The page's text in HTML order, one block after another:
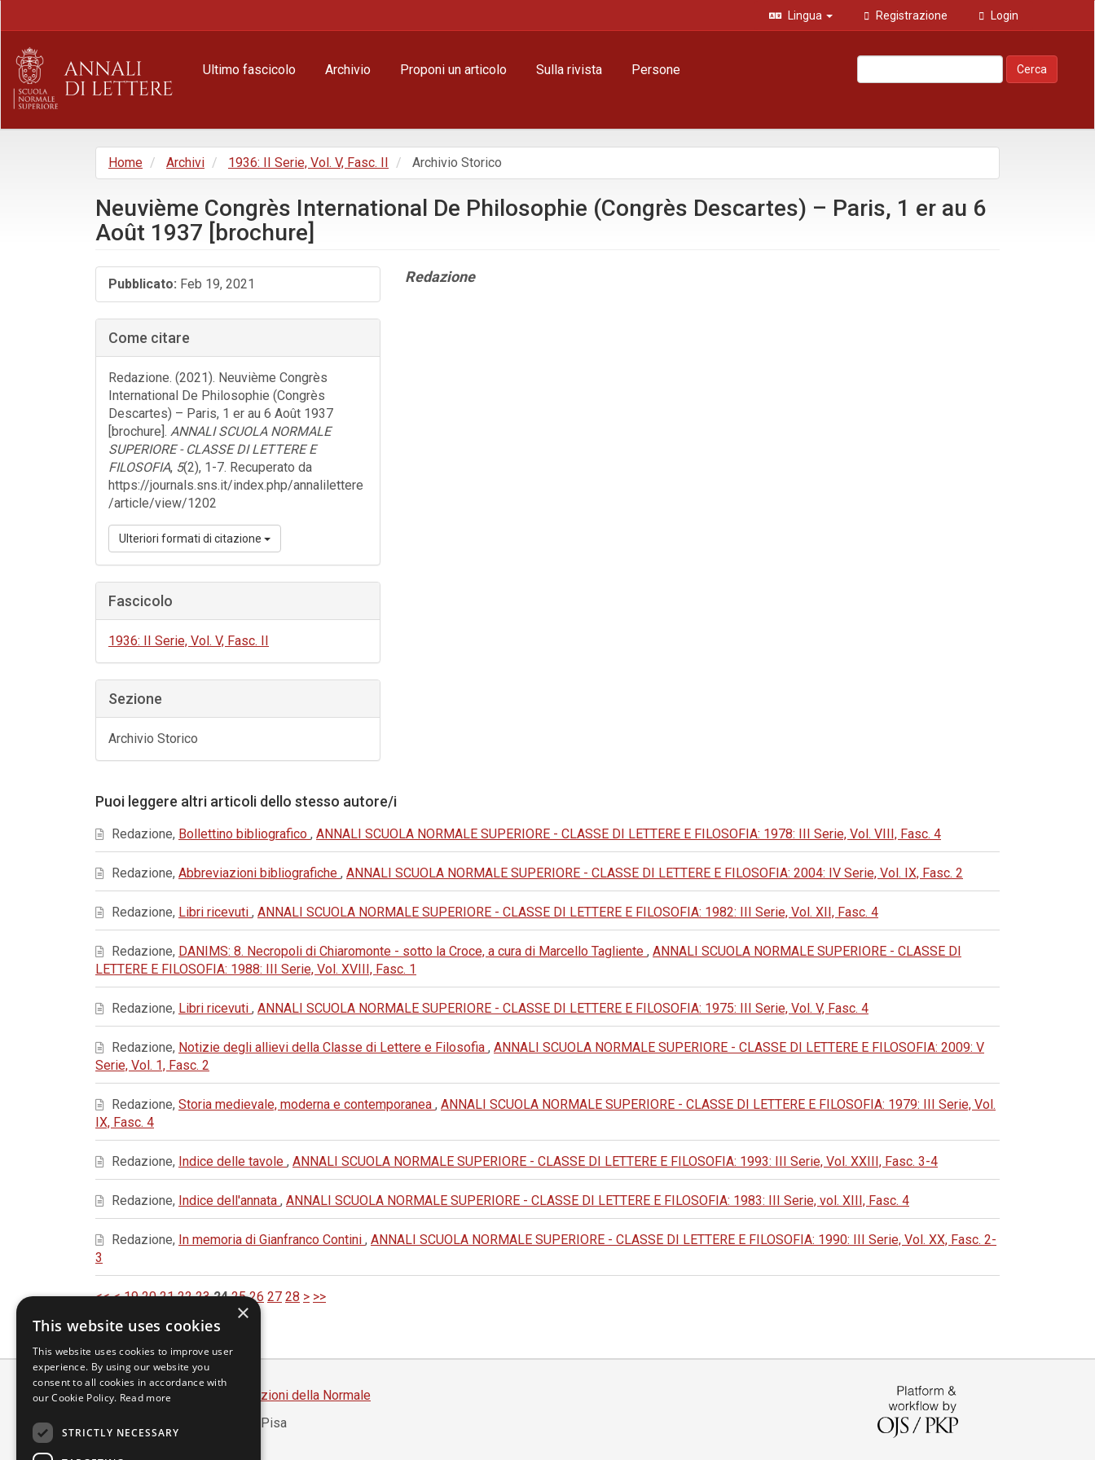
principale
Barra
laterale
Lingua Registrazione Login
Ultimo fascicolo Archivio Proponi un articolo Sulla rivista Persone Cerca
Home Archivi 1936: II Serie, Vol. V, Fasc. II Archivio Storico
Neuvième Congrès International De Philosophie (Congrès Descartes) – Paris, 1 er au 6
Août 1937 [brochure]
Barra
laterale
dell'articolo
Pubblicato: Feb 19, 2021
Come citare
Redazione. (2021). Neuvième Congrès
International De Philosophie (Congrès
Descartes) – Paris, 1 er au 6 Août 1937
[brochure]. ANNALI SCUOLA NORMALE
SUPERIORE - CLASSE DI LETTERE E
FILOSOFIA, 5(2), 1-7. Recuperato da
https://journals.sns.it/index.php/annalilettere
/article/view/1202
Ulteriori formati di citazione
Fascicolo
1936: II Serie, Vol. V, Fasc. II
Sezione
Archivio Storico
Contenuto
Redazione
Puoi leggere altri articoli dello stesso autore/i
Redazione, Bollettino bibliografico , ANNALI SCUOLA NORMALE SUPERIORE - CLASSE DI LETTERE E FILOSOFIA: 1978: III Serie, Vol. VIII, Fasc. 4
Redazione, Abbreviazioni bibliografiche , ANNALI SCUOLA NORMALE SUPERIORE - CLASSE DI LETTERE E FILOSOFIA: 2004: IV Serie, Vol. IX, Fasc. 2
Redazione, Libri ricevuti , ANNALI SCUOLA NORMALE SUPERIORE - CLASSE DI LETTERE E FILOSOFIA: 1982: III Serie, Vol. XII, Fasc. 4
Redazione, DANIMS: 8. Necropoli di Chiaromonte - sotto la Croce, a cura di Marcello Tagliente , ANNALI SCUOLA NORMALE SUPERIORE - CLASSE DI
LETTERE E FILOSOFIA: 1988: III Serie, Vol. XVIII, Fasc. 1
Redazione, Libri ricevuti , ANNALI SCUOLA NORMALE SUPERIORE - CLASSE DI LETTERE E FILOSOFIA: 1975: III Serie, Vol. V, Fasc. 4
Redazione, Notizie degli allievi della Classe di Lettere e Filosofia , ANNALI SCUOLA NORMALE SUPERIORE - CLASSE DI LETTERE E FILOSOFIA: 2009: V
Serie, Vol. 1, Fasc. 2
Redazione, Storia medievale, moderna e contemporanea , ANNALI SCUOLA NORMALE SUPERIORE - CLASSE DI LETTERE E FILOSOFIA: 1979: III Serie, Vol.
IX, Fasc. 4
Redazione, Indice delle tavole , ANNALI SCUOLA NORMALE SUPERIORE - CLASSE DI LETTERE E FILOSOFIA: 1993: III Serie, Vol. XXIII, Fasc. 3-4
Redazione, Indice dell'annata , ANNALI SCUOLA NORMALE SUPERIORE - CLASSE DI LETTERE E FILOSOFIA: 1983: III Serie, vol. XIII, Fasc. 4
Redazione, In memoria di Gianfranco Contini , ANNALI SCUOLA NORMALE SUPERIORE - CLASSE DI LETTERE E FILOSOFIA: 1990: III Serie, Vol. XX, Fasc. 2-
3
<< < 19 20 21 22 23 24 25 26 27 28 > >>
Scuola Normale Superiore
Edizioni della Normale
Piazza dei Cavalieri, 7 - 56126 Pisa
×
This website uses cookies
This website uses cookies to improve user
experience. By using our website you
consent to all cookies in accordance with
our Cookie Policy. Read more
STRICTLY NECESSARY